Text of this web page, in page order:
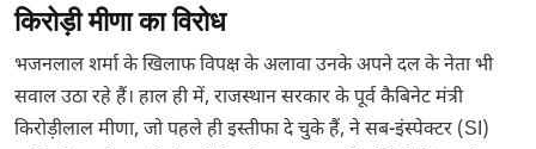
किरोड़ी मीणा का विरोध
भजनलाल शर्मा के खिलाफ विपक्ष के अलावा उनके अपने दल के नेता भी
सवाल उठा रहे हैं। हाल ही में, राजस्थान सरकार के पूर्व कैबिनेट मंत्री
किरोड़ीलाल मीणा, जो पहले ही इस्तीफा दे चुके हैं, ने सब-इंस्पेक्टर (SI)